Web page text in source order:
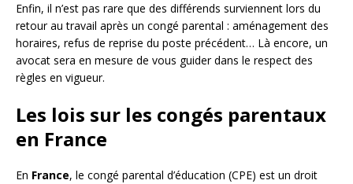
Enfin, il n’est pas rare que des différends surviennent lors du
retour au travail après un congé parental : aménagement des
horaires, refus de reprise du poste précédent… Là encore, un
avocat sera en mesure de vous guider dans le respect des
règles en vigueur.
Les lois sur les congés parentaux
en France
En France, le congé parental d’éducation (CPE) est un droit